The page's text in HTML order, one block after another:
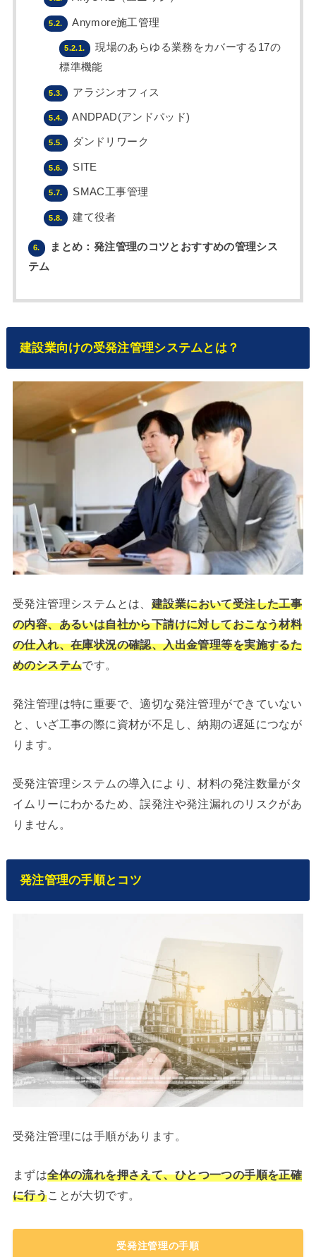
5.2. Anymore施工管理
5.2.1.
現場のあらゆる業務をカバーする17の
標準機能
5.3. アラジンオフィス
5.4. ANDPAD(アンドパッド)
5.5. ダンドリワーク
5.6. SITE
5.7. SMAC工事管理
5.8. 建て役者
6.
まとめ：発注管理のコツとおすすめの管理シス
テム
建設業向けの受発注管理システムとは？
受発注管理システムとは、 建設業において受注した工事
の内容、あるいは自社から下請けに対しておこなう材料
の仕入れ、在庫状況の確認、入出金管理等を実施するた
めのシステムです。
発注管理は特に重要で、適切な発注管理ができていない
と、いざ工事の際に資材が不足し、納期の遅延につなが
ります。
受発注管理システムの導入により、材料の発注数量がタ
イムリーにわかるため、誤発注や発注漏れのリスクがあ
りません。
発注管理の手順とコツ
受発注管理には手順があります。
まずは全体の流れを押さえて、ひとつ一つの手順を正確
に行うことが大切です。
受発注管理の手順